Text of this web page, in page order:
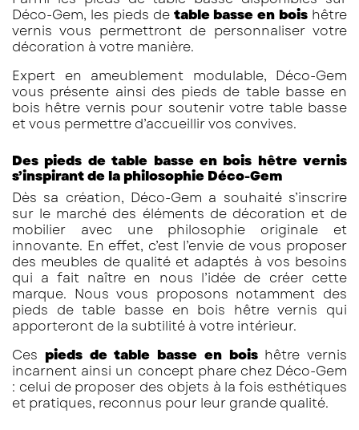
Déco-Gem, les pieds de table basse en bois hêtre
vernis vous permettront de personnaliser votre
décoration à votre manière.
Expert en ameublement modulable, Déco-Gem
vous présente ainsi des pieds de table basse en
bois hêtre vernis pour soutenir votre table basse
et vous permettre d’accueillir vos convives.
Des pieds de table basse en bois hêtre vernis
s’inspirant de la philosophie Déco-Gem
Dès sa création, Déco-Gem a souhaité s’inscrire
sur le marché des éléments de décoration et de
mobilier avec une philosophie originale et
innovante. En effet, c’est l’envie de vous proposer
des meubles de qualité et adaptés à vos besoins
qui a fait naître en nous l’idée de créer cette
marque. Nous vous proposons notamment des
pieds de table basse en bois hêtre vernis qui
apporteront de la subtilité à votre intérieur.
Ces pieds de table basse en boishêtre vernis
incarnent ainsi un concept phare chez Déco-Gem
: celui de proposer des objets à la fois esthétiques
et pratiques, reconnus pour leur grande qualité.